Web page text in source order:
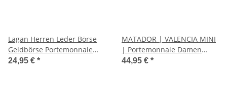
Lagan Herren Leder Börse
Geldbörse Portemonnaie
Geldbeutel Brieftasche
24,95 € *
MATADOR | VALENCIA MINI
| Portemonnaie Damen
Klein Leder RFID
44,95 € *